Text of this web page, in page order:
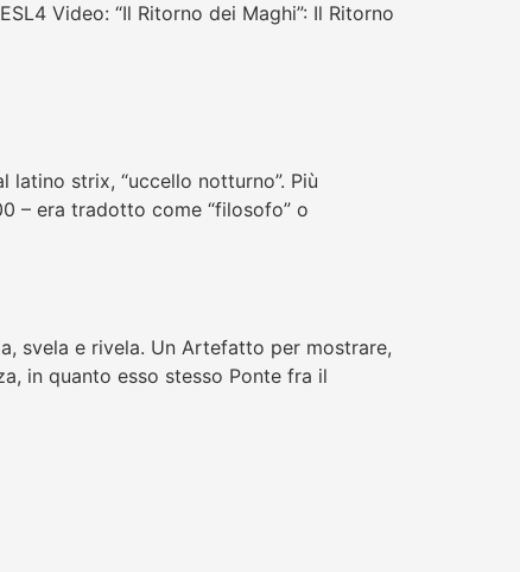
Video: “Il Ritorno dei Maghi”: Il Ritorno
strix, “uccello notturno”. Più
– era tradotto come “filosofo” o
svela e rivela. Un Artefatto per mostrare,
in quanto esso stesso Ponte fra il